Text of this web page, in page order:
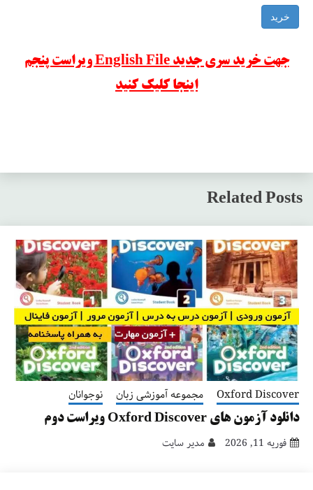
خرید
جهت خرید سری جدید English File ویراست پنجم
اینجا کلیک کنید
Related Posts
Oxford Discover مجموعه آموزشی زبان نوجوانان
دانلود آزمون های Oxford Discover ویراست دوم
فوریه 11, 2026 مدیر سایت